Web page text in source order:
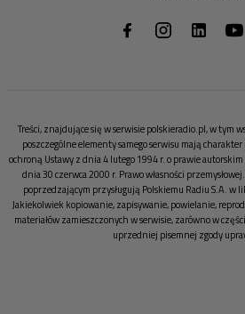
Treści, znajdujące się w serwisie polskieradio.pl, w tym
poszczególne elementy samego serwisu mają
ochroną Ustawy z dnia 4 lutego 1994 r. o prawie
dnia 30 czerwca 2000 r. Prawo własności
poprzedzającym przysługują Polskiemu Radiu S.A.
Jakiekolwiek kopiowanie, zapisywanie, powielanie,
materiałów zamieszczonych w serwisie, zarówno w
uprzedniej pisemnej zgody